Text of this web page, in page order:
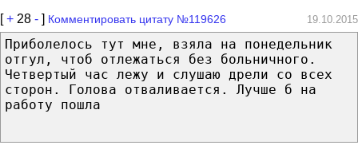
[+ 28 - ] Комментировать цитату №119626 19.10.2015
Приболелось тут мне, взяла на понедельник
отгул, чтоб отлежаться без больничного.
Четвертый час лежу и слушаю дрели со всех
сторон. Голова отваливается. Лучше б на
работу пошла